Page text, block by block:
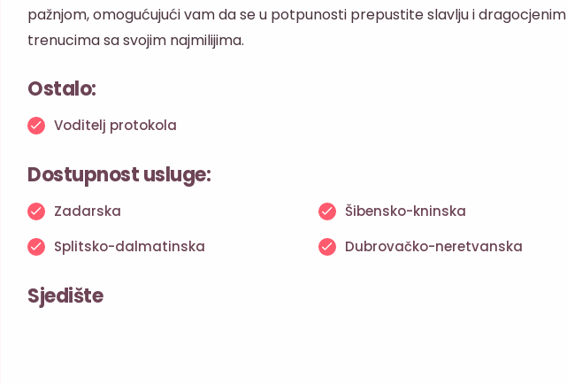
pažnjom, omogućujući vam da se u potpunosti prepustite slavlju i dragocjenim
trenucima sa svojim najmilijima.
Ostalo:
Voditelj protokola
Dostupnost usluge:
Zadarska
Šibensko-kninska
Splitsko-dalmatinska
Dubrovačko-neretvanska
Sjedište